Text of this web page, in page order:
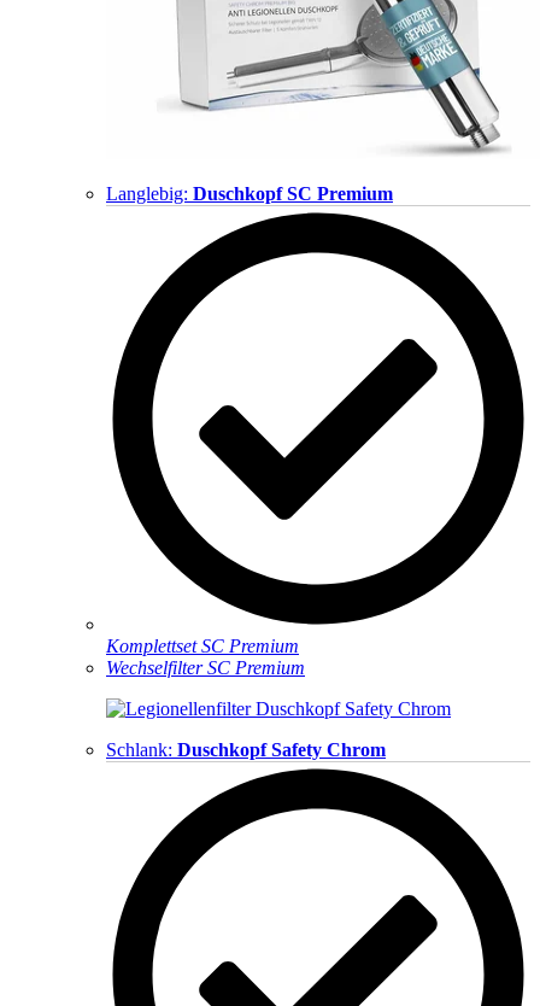
Langlebig: Duschkopf SC Premium
Komplettset SC Premium
Wechselfilter SC Premium
Schlank: Duschkopf Safety Chrom